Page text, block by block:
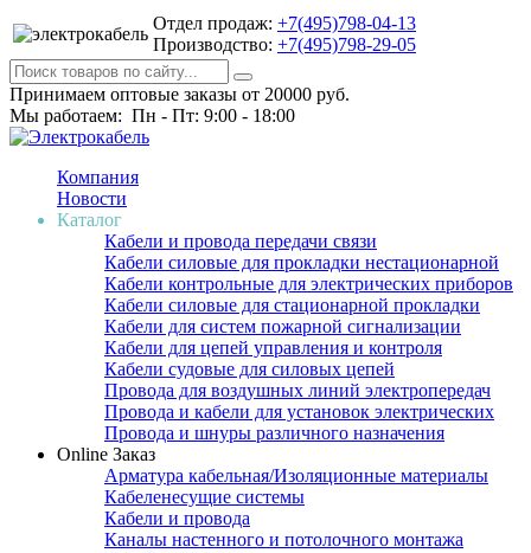
Отдел продаж: +7(495)798-04-13
Производство: +7(495)798-29-05
Принимаем оптовые заказы от 20000 руб.
Мы работаем: Пн - Пт: 9:00 - 18:00
Компания
Новости
Каталог
Кабели и провода передачи связи
Кабели силовые для прокладки нестационарной
Кабели контрольные для электрических приборов
Кабели силовые для стационарной прокладки
Кабели для систем пожарной сигнализации
Кабели для цепей управления и контроля
Кабели судовые для силовых цепей
Провода для воздушных линий электропередач
Провода и кабели для установок электрических
Провода и шнуры различного назначения
Online Заказ
Арматура кабельная/Изоляционные материалы
Кабеленесущие системы
Кабели и провода
Каналы настенного и потолочного монтажа